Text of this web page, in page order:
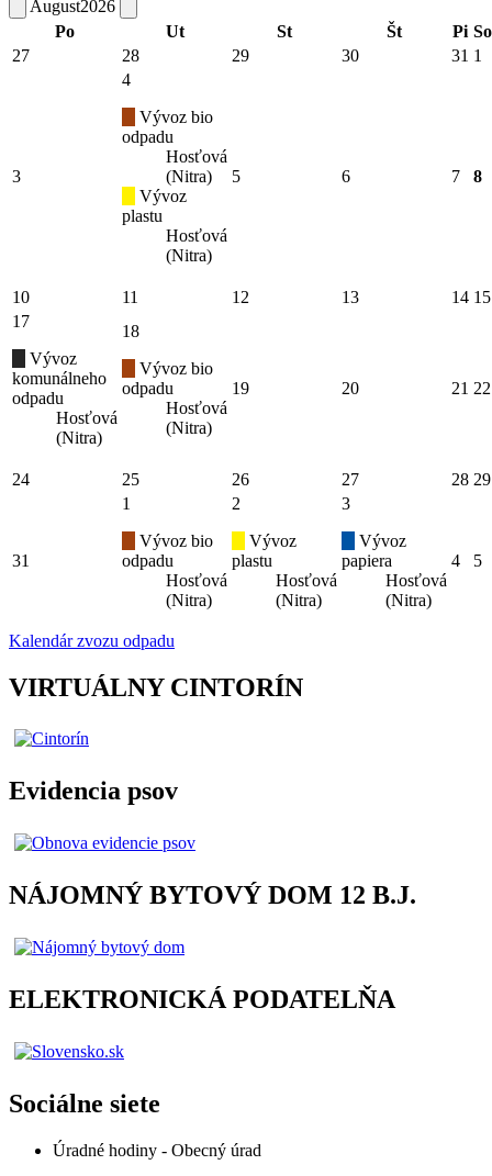
August2026
Po
Ut St Št Pi So
27
28 29 30 31 1
3
4
Vývoz bio
odpadu
Hosťová
(Nitra)
Vývoz
plastu
Hosťová
(Nitra)
5 6 7 8
10 11 12 13 14 15
17
Vývoz
komunálneho
odpadu
Hosťová
(Nitra)
18
Vývoz bio
odpadu
Hosťová
(Nitra)
19 20 21 22
24 25 26 27 28 29
31
1
Vývoz bio
odpadu
Hosťová
(Nitra)
2
Vývoz
plastu
Hosťová
(Nitra)
3
Vývoz
papiera
Hosťová
(Nitra)
4 5
Kalendár zvozu odpadu
VIRTUÁLNY CINTORÍN
Evidencia psov
NÁJOMNÝ BYTOVÝ DOM 12 B.J.
ELEKTRONICKÁ PODATELŇA
Sociálne siete
Úradné hodiny - Obecný úrad